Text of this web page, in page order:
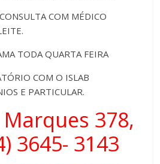
COM MÉDICO
TODA QUARTA FEIRA
COM O ISLAB
E PARTICULAR.
Marques 378,
3645- 3143